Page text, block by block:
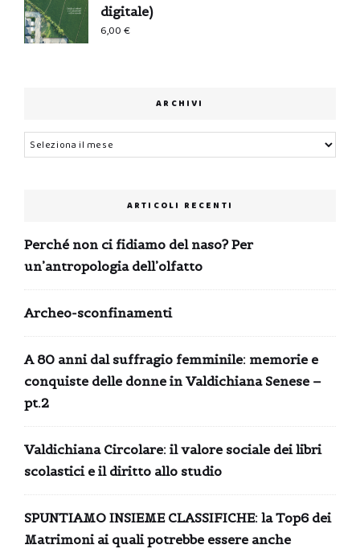
digitale)
6,00€
ARCHIVI
Archivi
ARTICOLI RECENTI
Perché non ci fidiamo del naso? Per
un’antropologia dell’olfatto
Archeo-sconfinamenti
A 80 anni dal suffragio femminile: memorie e
conquiste delle donne in Valdichiana Senese –
pt.2
Valdichiana Circolare: il valore sociale dei libri
scolastici e il diritto allo studio
SPUNTIAMO INSIEME CLASSIFICHE: la Top6 dei
Matrimoni ai quali potrebbe essere anche